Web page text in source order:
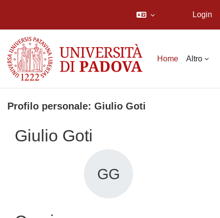
Login
Home Altro
Profilo personale: Giulio Goti
Giulio Goti
GG